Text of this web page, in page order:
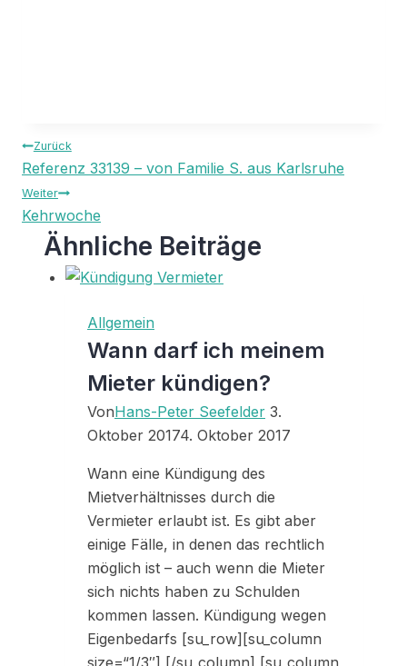
Beitragsnavigation
Zurück
Referenz 33139 – von Familie S. aus Karlsruhe
Weiter
Kehrwoche
Ähnliche Beiträge
Allgemein
Wann darf ich meinem
Mieter kündigen?
VonHans-Peter Seefelder 3.
Oktober 20174. Oktober 2017
Wann eine Kündigung des
Mietverhältnisses durch die
Vermieter erlaubt ist. Es gibt aber
einige Fälle, in denen das rechtlich
möglich ist – auch wenn die Mieter
sich nichts haben zu Schulden
kommen lassen. Kündigung wegen
Eigenbedarfs [su_row][su_column